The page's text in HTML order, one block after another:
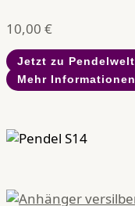
10,00 €
Jetzt zu Pendelwelt
Mehr Informationen